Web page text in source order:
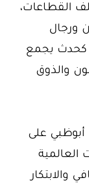
القطاعات،
ورجال
كحدث يجمع
والذوق
أبوظبي على
العالمية
والابتكار